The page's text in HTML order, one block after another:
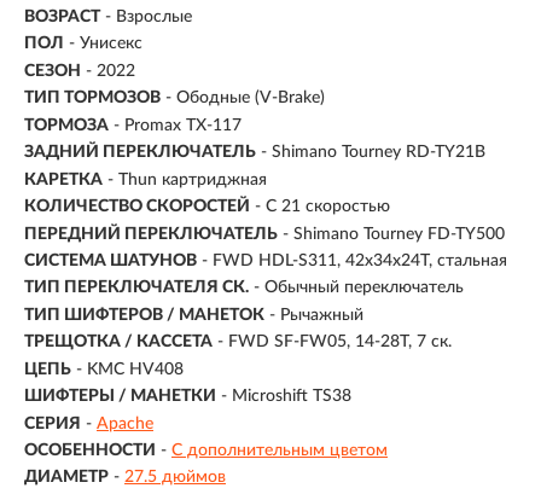
ВОЗРАСТ - Взрослые
ПОЛ - Унисекс
СЕЗОН - 2022
ТИП ТОРМОЗОВ - Ободные (V-Brake)
ТОРМОЗА - Promax TX-117
ЗАДНИЙ ПЕРЕКЛЮЧАТЕЛЬ - Shimano Tourney RD-TY21B
КАРЕТКА - Thun картриджная
КОЛИЧЕСТВО СКОРОСТЕЙ - С 21 скоростью
ПЕРЕДНИЙ ПЕРЕКЛЮЧАТЕЛЬ - Shimano Tourney FD-TY500
СИСТЕМА ШАТУНОВ - FWD HDL-S311, 42x34x24T, стальная
ТИП ПЕРЕКЛЮЧАТЕЛЯ СК. - Обычный переключатель
ТИП ШИФТЕРОВ / МАНЕТОК - Рычажный
ТРЕЩОТКА / КАССЕТА - FWD SF-FW05, 14-28T, 7 ск.
ЦЕПЬ - KMC HV408
ШИФТЕРЫ / МАНЕТКИ - Microshift TS38
СЕРИЯ - Apache
ОСОБЕННОСТИ - С дополнительным цветом
ДИАМЕТР - 27.5 дюймов